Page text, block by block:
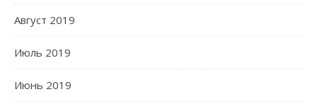
Август 2019
Июль 2019
Июнь 2019